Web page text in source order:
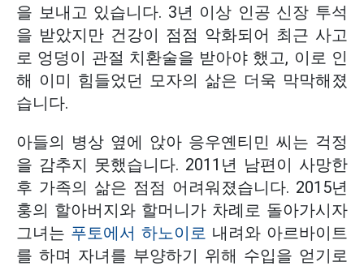
을 보내고 있습니다. 3년 이상 인공 신장 투석
을 받았지만 건강이 점점 악화되어 최근 사고
로 엉덩이 관절 치환술을 받아야 했고, 이로 인
해 이미 힘들었던 모자의 삶은 더욱 막막해졌
습니다.
아들의 병상 옆에 앉아 응우옌티민 씨는 걱정
을 감추지 못했습니다. 2011년 남편이 사망한
후 가족의 삶은 점점 어려워졌습니다. 2015년
훙의 할아버지와 할머니가 차례로 돌아가시자
그녀는 푸토에서 하노이로 내려와 아르바이트
를 하며 자녀를 부양하기 위해 수입을 얻기로